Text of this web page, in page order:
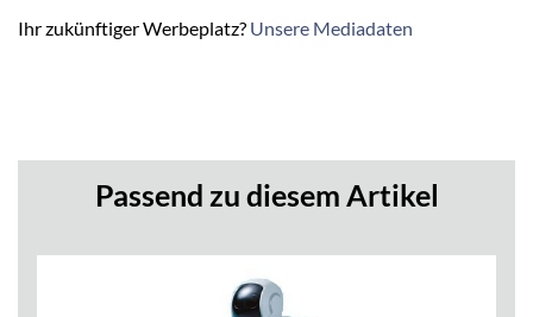
Ihr zukünftiger Werbeplatz? Unsere Mediadaten
Passend zu diesem Artikel